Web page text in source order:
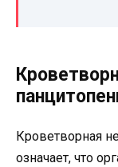
Кроветворная
означает, что